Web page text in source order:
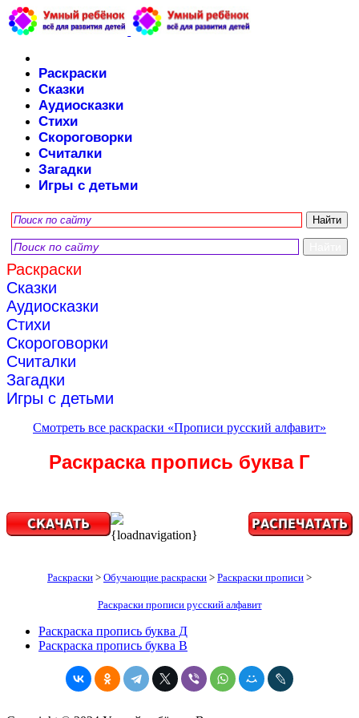
Раскраски
Сказки
Аудиосказки
Стихи
Скороговорки
Считалки
Загадки
Игры с детьми
Раскраски
Сказки
Аудиосказки
Стихи
Скороговорки
Считалки
Загадки
Игры с детьми
Смотреть все раскраски «Прописи русский алфавит»
Раскраска пропись буква Г
{loadnavigation}
Раскраски > Обучающие раскраски > Раскраски прописи >
Раскраски прописи русский алфавит
Раскраска пропись буква Д
Раскраска пропись буква В